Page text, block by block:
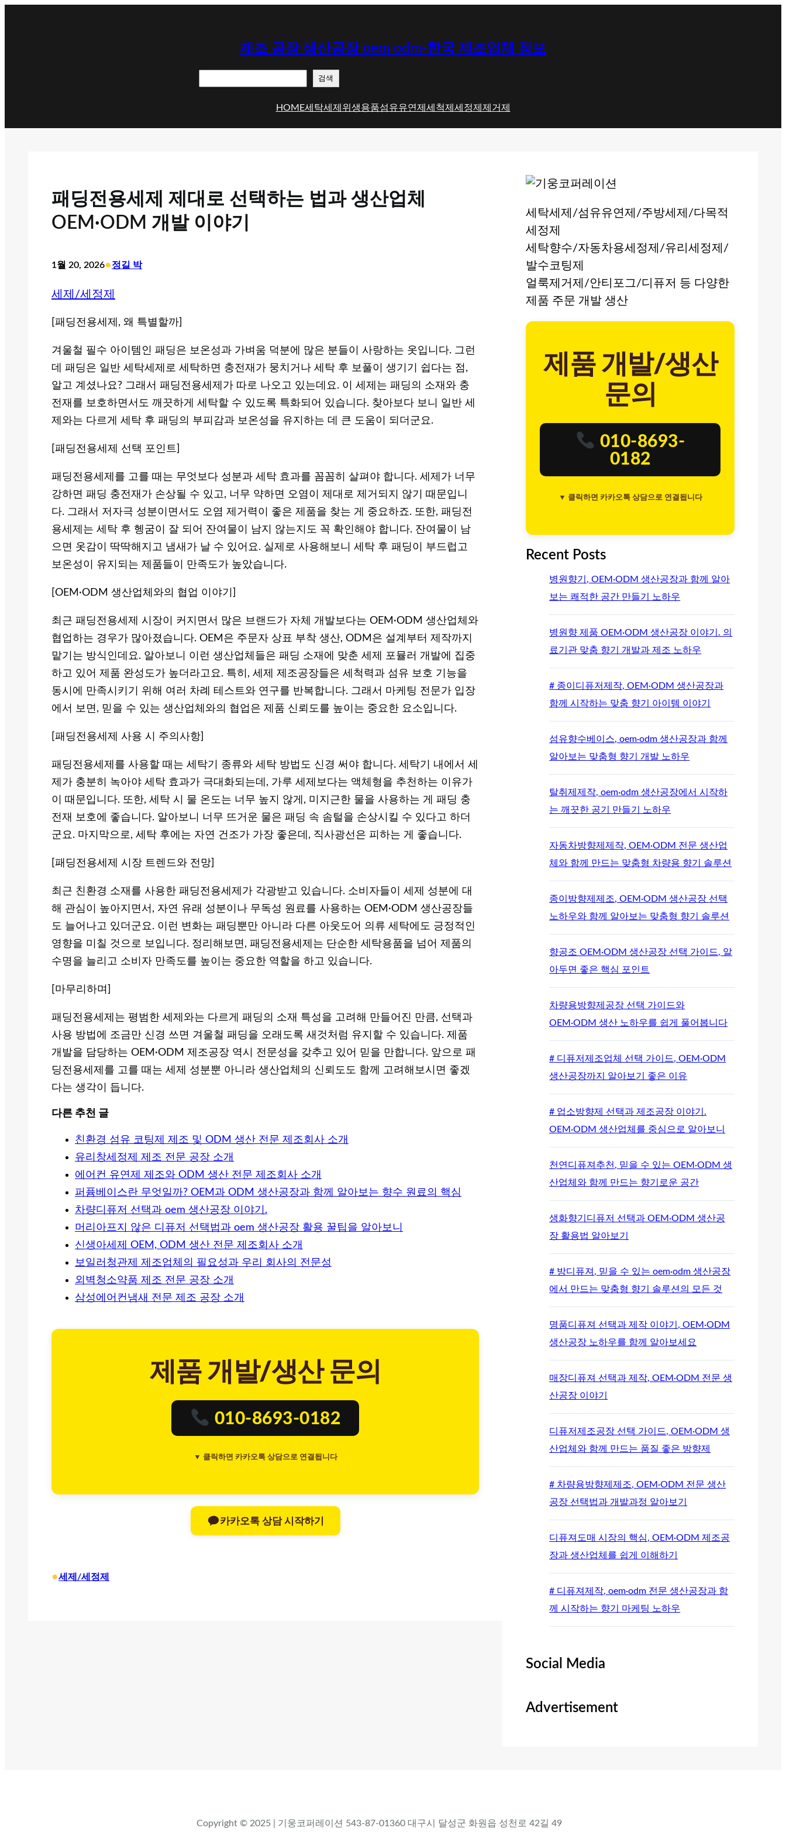
제조 공장 생산공장 oem odm-한국 제조업체 정보
검색
HOME세탁세제 위생용품섬유유연제 세척제 세정제 제거제
패딩전용세제 제대로 선택하는 법과 생산업체
OEM·ODM 개발 이야기
1월 20, 2026•정길 박
세제/세정제
[패딩전용세제, 왜 특별할까]
겨울철 필수 아이템인 패딩은 보온성과 가벼움 덕분에 많은 분들이 사랑하는 옷입니다. 그런
데 패딩은 일반 세탁세제로 세탁하면 충전재가 뭉치거나 세탁 후 보풀이 생기기 쉽다는 점,
알고 계셨나요? 그래서 패딩전용세제가 따로 나오고 있는데요. 이 세제는 패딩의 소재와 충
전재를 보호하면서도 깨끗하게 세탁할 수 있도록 특화되어 있습니다. 찾아보다 보니 일반 세
제와는 다르게 세탁 후 패딩의 부피감과 보온성을 유지하는 데 큰 도움이 되더군요.
[패딩전용세제 선택 포인트]
패딩전용세제를 고를 때는 무엇보다 성분과 세탁 효과를 꼼꼼히 살펴야 합니다. 세제가 너무
강하면 패딩 충전재가 손상될 수 있고, 너무 약하면 오염이 제대로 제거되지 않기 때문입니
다. 그래서 저자극 성분이면서도 오염 제거력이 좋은 제품을 찾는 게 중요하죠. 또한, 패딩전
용세제는 세탁 후 헹굼이 잘 되어 잔여물이 남지 않는지도 꼭 확인해야 합니다. 잔여물이 남
으면 옷감이 딱딱해지고 냄새가 날 수 있어요. 실제로 사용해보니 세탁 후 패딩이 부드럽고
보온성이 유지되는 제품들이 만족도가 높았습니다.
[OEM·ODM 생산업체와의 협업 이야기]
최근 패딩전용세제 시장이 커지면서 많은 브랜드가 자체 개발보다는 OEM·ODM 생산업체와
협업하는 경우가 많아졌습니다. OEM은 주문자 상표 부착 생산, ODM은 설계부터 제작까지
맡기는 방식인데요. 알아보니 이런 생산업체들은 패딩 소재에 맞춘 세제 포뮬러 개발에 집중
하고 있어 제품 완성도가 높더라고요. 특히, 세제 제조공장들은 세척력과 섬유 보호 기능을
동시에 만족시키기 위해 여러 차례 테스트와 연구를 반복합니다. 그래서 마케팅 전문가 입장
에서 보면, 믿을 수 있는 생산업체와의 협업은 제품 신뢰도를 높이는 중요한 요소입니다.
[패딩전용세제 사용 시 주의사항]
패딩전용세제를 사용할 때는 세탁기 종류와 세탁 방법도 신경 써야 합니다. 세탁기 내에서 세
제가 충분히 녹아야 세탁 효과가 극대화되는데, 가루 세제보다는 액체형을 추천하는 이유가
이 때문입니다. 또한, 세탁 시 물 온도는 너무 높지 않게, 미지근한 물을 사용하는 게 패딩 충
전재 보호에 좋습니다. 알아보니 너무 뜨거운 물은 패딩 속 솜털을 손상시킬 수 있다고 하더
군요. 마지막으로, 세탁 후에는 자연 건조가 가장 좋은데, 직사광선은 피하는 게 좋습니다.
[패딩전용세제 시장 트렌드와 전망]
최근 친환경 소재를 사용한 패딩전용세제가 각광받고 있습니다. 소비자들이 세제 성분에 대
해 관심이 높아지면서, 자연 유래 성분이나 무독성 원료를 사용하는 OEM·ODM 생산공장들
도 늘어나고 있더군요. 이런 변화는 패딩뿐만 아니라 다른 아웃도어 의류 세탁에도 긍정적인
영향을 미칠 것으로 보입니다. 정리해보면, 패딩전용세제는 단순한 세탁용품을 넘어 제품의
수명을 늘리고 소비자 만족도를 높이는 중요한 역할을 하고 있습니다.
[마무리하며]
패딩전용세제는 평범한 세제와는 다르게 패딩의 소재 특성을 고려해 만들어진 만큼, 선택과
사용 방법에 조금만 신경 쓰면 겨울철 패딩을 오래도록 새것처럼 유지할 수 있습니다. 제품
개발을 담당하는 OEM·ODM 제조공장 역시 전문성을 갖추고 있어 믿을 만합니다. 앞으로 패
딩전용세제를 고를 때는 세제 성분뿐 아니라 생산업체의 신뢰도도 함께 고려해보시면 좋겠
다는 생각이 듭니다.
다른 추천 글
친환경 섬유 코팅제 제조 및 ODM 생산 전문 제조회사 소개
유리창세정제 제조 전문 공장 소개
에어컨 유연제 제조와 ODM 생산 전문 제조회사 소개
퍼퓸베이스란 무엇일까? OEM과 ODM 생산공장과 함께 알아보는 향수 원료의 핵심
차량디퓨저 선택과 oem 생산공장 이야기.
머리아프지 않은 디퓨저 선택법과 oem 생산공장 활용 꿀팁을 알아보니
신생아세제 OEM, ODM 생산 전문 제조회사 소개
보일러청관제 제조업체의 필요성과 우리 회사의 전문성
외벽청소약품 제조 전문 공장 소개
삼성에어컨냄새 전문 제조 공장 소개
제품 개발/생산 문의
010-8693-0182
▼ 클릭하면 카카오톡 상담으로 연결됩니다
카카오톡 상담 시작하기
•세제/세정제
세탁세제/섬유유연제/주방세제/다목적
세정제
세탁향수/자동차용세정제/유리세정제/
발수코팅제
얼룩제거제/안티포그/디퓨저 등 다양한
제품 주문 개발 생산
제품 개발/생산
문의
010-8693-
0182
▼ 클릭하면 카카오톡 상담으로 연결됩니다
Recent Posts
병원향기, OEM·ODM 생산공장과 함께 알아
보는 쾌적한 공간 만들기 노하우
병원향 제품 OEM·ODM 생산공장 이야기. 의
료기관 맞춤 향기 개발과 제조 노하우
# 종이디퓨저제작, OEM·ODM 생산공장과
함께 시작하는 맞춤 향기 아이템 이야기
섬유향수베이스, oem·odm 생산공장과 함께
알아보는 맞춤형 향기 개발 노하우
탈취제제작, oem·odm 생산공장에서 시작하
는 깨끗한 공기 만들기 노하우
자동차방향제제작, OEM·ODM 전문 생산업
체와 함께 만드는 맞춤형 차량용 향기 솔루션
종이방향제제조, OEM·ODM 생산공장 선택
노하우와 함께 알아보는 맞춤형 향기 솔루션
향공조 OEM·ODM 생산공장 선택 가이드, 알
아두면 좋은 핵심 포인트
차량용방향제공장 선택 가이드와
OEM·ODM 생산 노하우를 쉽게 풀어봅니다
# 디퓨저제조업체 선택 가이드, OEM·ODM
생산공장까지 알아보기 좋은 이유
# 업소방향제 선택과 제조공장 이야기.
OEM·ODM 생산업체를 중심으로 알아보니
천연디퓨져추천, 믿을 수 있는 OEM·ODM 생
산업체와 함께 만드는 향기로운 공간
생화향기디퓨저 선택과 OEM·ODM 생산공
장 활용법 알아보기
# 방디퓨져, 믿을 수 있는 oem·odm 생산공장
에서 만드는 맞춤형 향기 솔루션의 모든 것
명품디퓨져 선택과 제작 이야기, OEM·ODM
생산공장 노하우를 함께 알아보세요
매장디퓨져 선택과 제작, OEM·ODM 전문 생
산공장 이야기
디퓨저제조공장 선택 가이드, OEM·ODM 생
산업체와 함께 만드는 품질 좋은 방향제
# 차량용방향제제조, OEM·ODM 전문 생산
공장 선택법과 개발과정 알아보기
디퓨져도매 시장의 핵심, OEM·ODM 제조공
장과 생산업체를 쉽게 이해하기
# 디퓨져제작, oem·odm 전문 생산공장과 함
께 시작하는 향기 마케팅 노하우
Social Media
Advertisement
Copyright © 2025 | 기웅코퍼레이션 543-87-01360 대구시 달성군 화원읍 성천로 42길 49